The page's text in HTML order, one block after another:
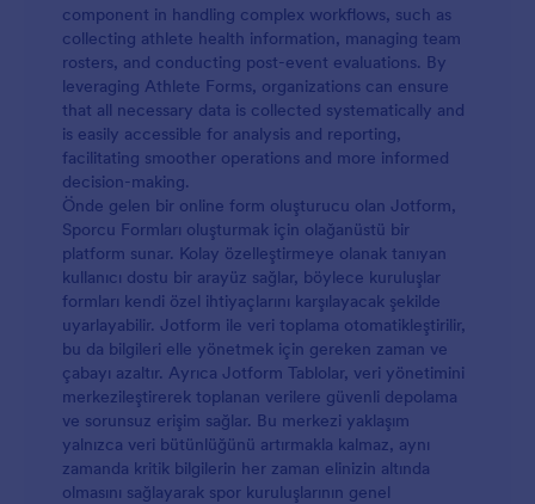
component in handling complex workflows, such as
collecting athlete health information, managing team
rosters, and conducting post-event evaluations. By
leveraging Athlete Forms, organizations can ensure
that all necessary data is collected systematically and
is easily accessible for analysis and reporting,
facilitating smoother operations and more informed
decision-making.
Önde gelen bir online form oluşturucu olan Jotform,
Sporcu Formları oluşturmak için olağanüstü bir
platform sunar. Kolay özelleştirmeye olanak tanıyan
kullanıcı dostu bir arayüz sağlar, böylece kuruluşlar
formları kendi özel ihtiyaçlarını karşılayacak şekilde
uyarlayabilir. Jotform ile veri toplama otomatikleştirilir,
bu da bilgileri elle yönetmek için gereken zaman ve
çabayı azaltır. Ayrıca Jotform Tablolar, veri yönetimini
merkezileştirerek toplanan verilere güvenli depolama
ve sorunsuz erişim sağlar. Bu merkezi yaklaşım
yalnızca veri bütünlüğünü artırmakla kalmaz, aynı
zamanda kritik bilgilerin her zaman elinizin altında
olmasını sağlayarak spor kuruluşlarının genel